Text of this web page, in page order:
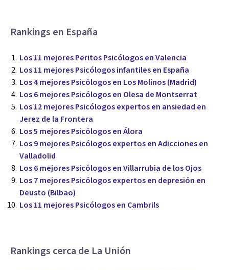
Rankings en España
Los 11 mejores Peritos Psicólogos en Valencia
Los 11 mejores Psicólogos infantiles en España
Los 4 mejores Psicólogos en Los Molinos (Madrid)
Los 6 mejores Psicólogos en Olesa de Montserrat
Los 12 mejores Psicólogos expertos en ansiedad en
Jerez de la Frontera
Los 5 mejores Psicólogos en Álora
Los 9 mejores Psicólogos expertos en Adicciones en
Valladolid
Los 6 mejores Psicólogos en Villarrubia de los Ojos
Los 7 mejores Psicólogos expertos en depresión en
Deusto (Bilbao)
Los 11 mejores Psicólogos en Cambrils
Rankings cerca de La Unión